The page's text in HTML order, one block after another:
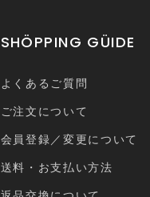
SHÖPPING GÜIDE
よくあるご質問
ご注文について
会員登録／変更について
送料・お支払い方法